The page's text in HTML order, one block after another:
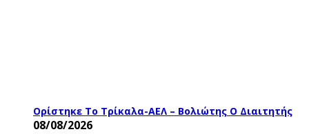
Ορίστηκε Το Τρίκαλα-ΑΕΛ – Βολιώτης Ο Διαιτητής
08/08/2026